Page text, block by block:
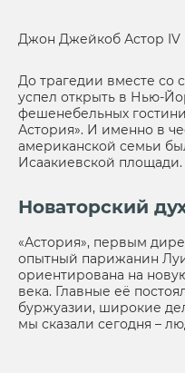
Джон Джейкоб Астор IV
До трагедии вместе со
успел открыть в Нью-
фешенебельных
Астория». И именно в
американской семьи
Исаакиевской площади.
Новаторский
«Астория», первым
опытный парижанин
ориентирована на
века. Главные её
буржуазии, широкие
мы сказали сегодня –